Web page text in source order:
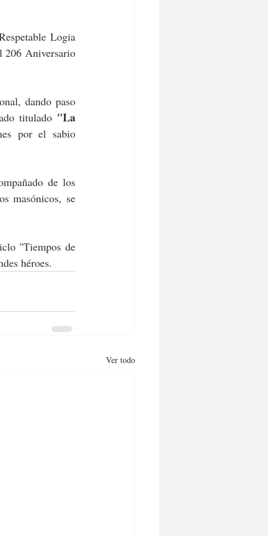
Logia
206 Aniversario
dando paso
titulado "La
por el sabio
de los
masónicos, se
"Tiempos de
héroes.
Ver todo